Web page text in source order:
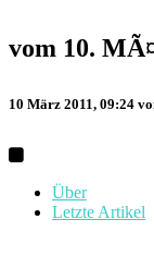
vom 10.
10 März 2011, 09:24
Über
Letzte Artikel